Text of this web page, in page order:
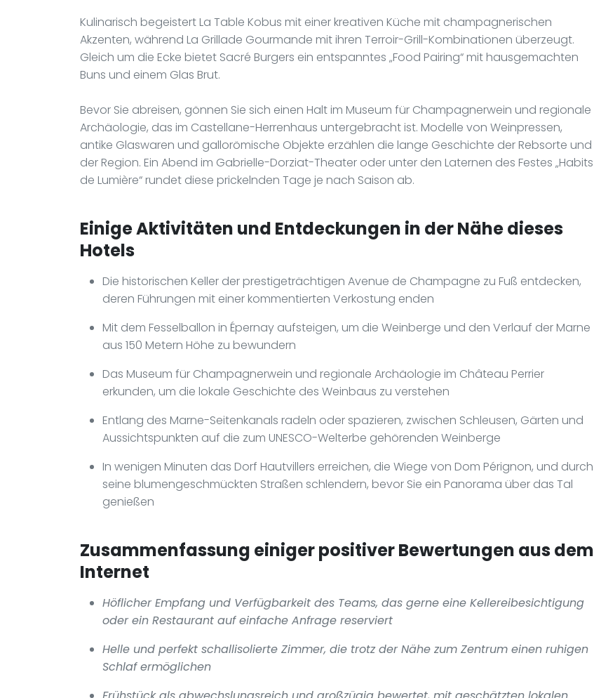
Kulinarisch begeistert La Table Kobus mit einer kreativen Küche mit champagnerischen
Akzenten, während La Grillade Gourmande mit ihren Terroir-Grill-Kombinationen überzeugt.
Gleich um die Ecke bietet Sacré Burgers ein entspanntes „Food Pairing“ mit hausgemachten
Buns und einem Glas Brut.
Bevor Sie abreisen, gönnen Sie sich einen Halt im Museum für Champagnerwein und regionale
Archäologie, das im Castellane-Herrenhaus untergebracht ist. Modelle von Weinpressen,
antike Glaswaren und gallorömische Objekte erzählen die lange Geschichte der Rebsorte und
der Region. Ein Abend im Gabrielle-Dorziat-Theater oder unter den Laternen des Festes „Habits
de Lumière“ rundet diese prickelnden Tage je nach Saison ab.
Einige Aktivitäten und Entdeckungen in der Nähe dieses
Hotels
Die historischen Keller der prestigeträchtigen Avenue de Champagne zu Fuß entdecken,
deren Führungen mit einer kommentierten Verkostung enden
Mit dem Fesselballon in Épernay aufsteigen, um die Weinberge und den Verlauf der Marne
aus 150 Metern Höhe zu bewundern
Das Museum für Champagnerwein und regionale Archäologie im Château Perrier
erkunden, um die lokale Geschichte des Weinbaus zu verstehen
Entlang des Marne-Seitenkanals radeln oder spazieren, zwischen Schleusen, Gärten und
Aussichtspunkten auf die zum UNESCO-Welterbe gehörenden Weinberge
In wenigen Minuten das Dorf Hautvillers erreichen, die Wiege von Dom Pérignon, und durch
seine blumengeschmückten Straßen schlendern, bevor Sie ein Panorama über das Tal
genießen
Zusammenfassung einiger positiver Bewertungen aus dem
Internet
Höflicher Empfang und Verfügbarkeit des Teams, das gerne eine Kellereibesichtigung
oder ein Restaurant auf einfache Anfrage reserviert
Helle und perfekt schallisolierte Zimmer, die trotz der Nähe zum Zentrum einen ruhigen
Schlaf ermöglichen